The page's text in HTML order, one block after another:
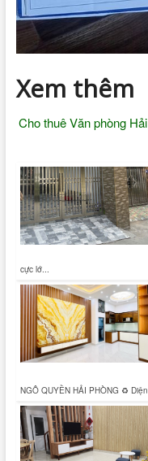
Xem thêm
Cho thuê Văn phòng
cực lớ...
NGÔ QUYỀN HẢI PHÒNG ♻️